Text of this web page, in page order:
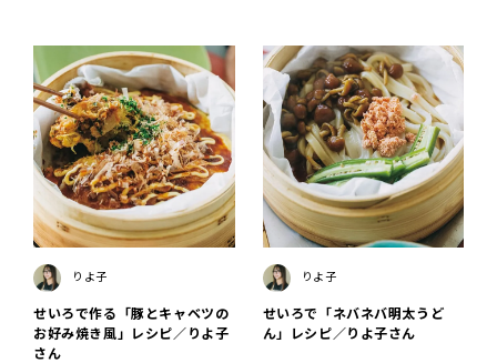
りよ子
せいろで作る「豚とキャベツの
お好み焼き風」レシピ／りよ子
さん
りよ子
せいろで「ネバネバ明太うど
ん」レシピ／りよ子さん